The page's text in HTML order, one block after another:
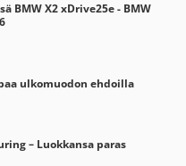
BMW X2 xDrive25e - BMW
ulkomuodon ehdoilla
– Luokkansa paras